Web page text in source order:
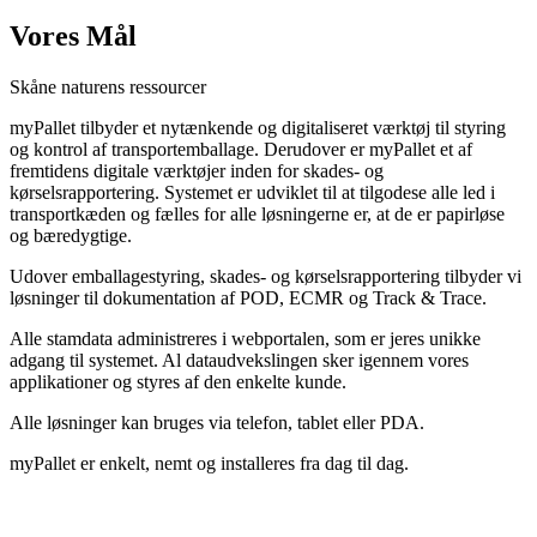
Vores Mål
Skåne naturens ressourcer
myPallet tilbyder et nytænkende og digitaliseret værktøj til styring
og kontrol af transportemballage. Derudover er myPallet et af
fremtidens digitale værktøjer inden for skades- og
kørselsrapportering. Systemet er udviklet til at tilgodese alle led i
transportkæden og fælles for alle løsningerne er, at de er papirløse
og bæredygtige.
Udover emballagestyring, skades- og kørselsrapportering tilbyder vi
løsninger til dokumentation af POD, ECMR og Track & Trace.
Alle stamdata administreres i webportalen, som er jeres unikke
adgang til systemet. Al dataudvekslingen sker igennem vores
applikationer og styres af den enkelte kunde.
Alle løsninger kan bruges via telefon, tablet eller PDA.
myPallet er enkelt, nemt og installeres fra dag til dag.